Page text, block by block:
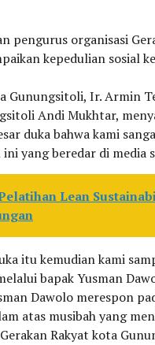
pengurus organisasi
kepedulian sosial
Gunungsitoli, Ir. Armin
Andi Mukhtar,
duka bahwa kami
yang beredar di media
Lean
itu kemudian kami
bapak Yusman
Dawolo merespon
atas musibah yang
Rakyat kota